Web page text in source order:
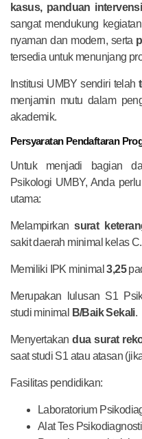
kasus, panduan
sangat mendukung
nyaman dan modern, serta
tersedia untuk menunjang
Institusi UMBY sendiri telah
menjamin mutu dalam
akademik.
Persyaratan Pendaftaran
Untuk menjadi bagian
Psikologi UMBY, Anda
utama:
Melampirkansurat
sakit daerah minimal kelas C.
Memiliki IPK minimal3,25
Merupakan lulusan S1
studi minimal
B/Baik Sekali.
Menyertakandua surat
saat studi S1 atau atasan
Fasilitas pendidikan:
Laboratorium
Alat Tes